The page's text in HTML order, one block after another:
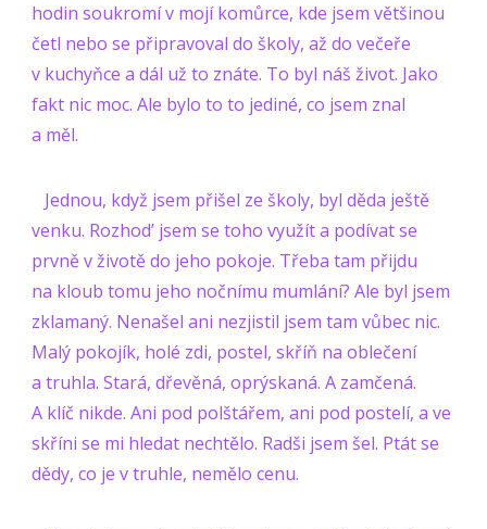
hodin soukromí v mojí komůrce, kde jsem většinou
četl nebo se připravoval do školy, až do večeře
v kuchyňce a dál už to znáte. To byl náš život. Jako
fakt nic moc. Ale bylo to to jediné, co jsem znal
a měl.
Jednou, když jsem přišel ze školy, byl děda ještě
venku. Rozhod’ jsem se toho využít a podívat se
prvně v životě do jeho pokoje. Třeba tam přijdu
na kloub tomu jeho nočnímu mumlání? Ale byl jsem
zklamaný. Nenašel ani nezjistil jsem tam vůbec nic.
Malý pokojík, holé zdi, postel, skříň na oblečení
a truhla. Stará, dřevěná, oprýskaná. A zamčená.
A klíč nikde. Ani pod polštářem, ani pod postelí, a ve
skříni se mi hledat nechtělo. Radši jsem šel. Ptát se
dědy, co je v truhle, nemělo cenu.